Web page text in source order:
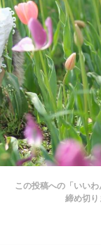
この投稿への「いい
締め切り